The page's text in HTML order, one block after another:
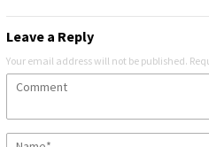
Leave a Reply
Your email address will not be published.